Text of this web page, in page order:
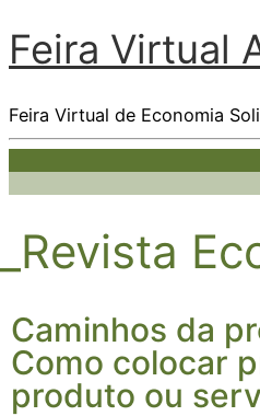
Feira Virtual
Feira Virtual de Economia
_Revista
Caminhos da
Como colocar
produto ou